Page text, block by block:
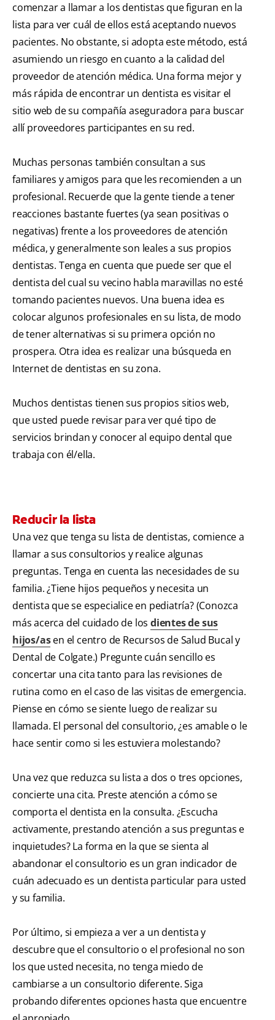
comenzar a llamar a los dentistas que figuran en la
lista para ver cuál de ellos está aceptando nuevos
pacientes. No obstante, si adopta este método, está
asumiendo un riesgo en cuanto a la calidad del
proveedor de atención médica. Una forma mejor y
más rápida de encontrar un dentista es visitar el
sitio web de su compañía aseguradora para buscar
allí proveedores participantes en su red.
Muchas personas también consultan a sus
familiares y amigos para que les recomienden a un
profesional. Recuerde que la gente tiende a tener
reacciones bastante fuertes (ya sean positivas o
negativas) frente a los proveedores de atención
médica, y generalmente son leales a sus propios
dentistas. Tenga en cuenta que puede ser que el
dentista del cual su vecino habla maravillas no esté
tomando pacientes nuevos. Una buena idea es
colocar algunos profesionales en su lista, de modo
de tener alternativas si su primera opción no
prospera. Otra idea es realizar una búsqueda en
Internet de dentistas en su zona.
Muchos dentistas tienen sus propios sitios web,
que usted puede revisar para ver qué tipo de
servicios brindan y conocer al equipo dental que
trabaja con él/ella.
Reducir la lista
Una vez que tenga su lista de dentistas, comience a
llamar a sus consultorios y realice algunas
preguntas. Tenga en cuenta las necesidades de su
familia. ¿Tiene hijos pequeños y necesita un
dentista que se especialice en pediatría? (Conozca
más acerca del cuidado de losdientes de sus
hijos/asen el centro de Recursos de Salud Bucal y
Dental de Colgate.) Pregunte cuán sencillo es
concertar una cita tanto para las revisiones de
rutina como en el caso de las visitas de emergencia.
Piense en cómo se siente luego de realizar su
llamada. El personal del consultorio, ¿es amable o le
hace sentir como si les estuviera molestando?
Una vez que reduzca su lista a dos o tres opciones,
concierte una cita. Preste atención a cómo se
comporta el dentista en la consulta. ¿Escucha
activamente, prestando atención a sus preguntas e
inquietudes? La forma en la que se sienta al
abandonar el consultorio es un gran indicador de
cuán adecuado es un dentista particular para usted
y su familia.
Por último, si empieza a ver a un dentista y
descubre que el consultorio o el profesional no son
los que usted necesita, no tenga miedo de
cambiarse a un consultorio diferente. Siga
probando diferentes opciones hasta que encuentre